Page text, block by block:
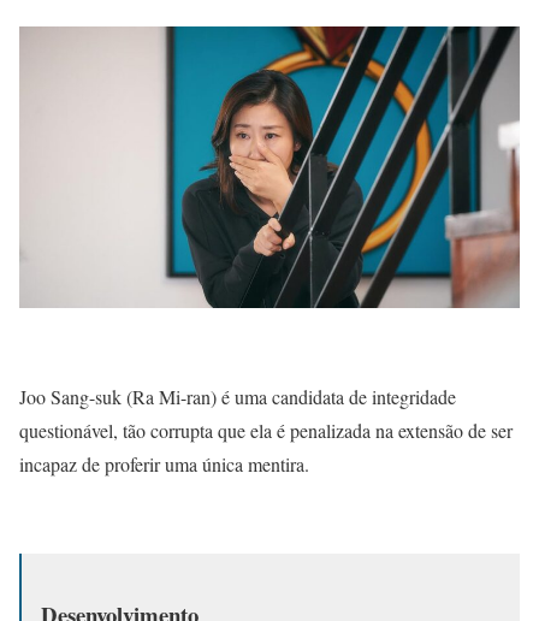
Joo Sang-suk (Ra Mi-ran) é uma candidata de integridade
questionável, tão corrupta que ela é penalizada na extensão de ser
incapaz de proferir uma única mentira.
Desenvolvimento